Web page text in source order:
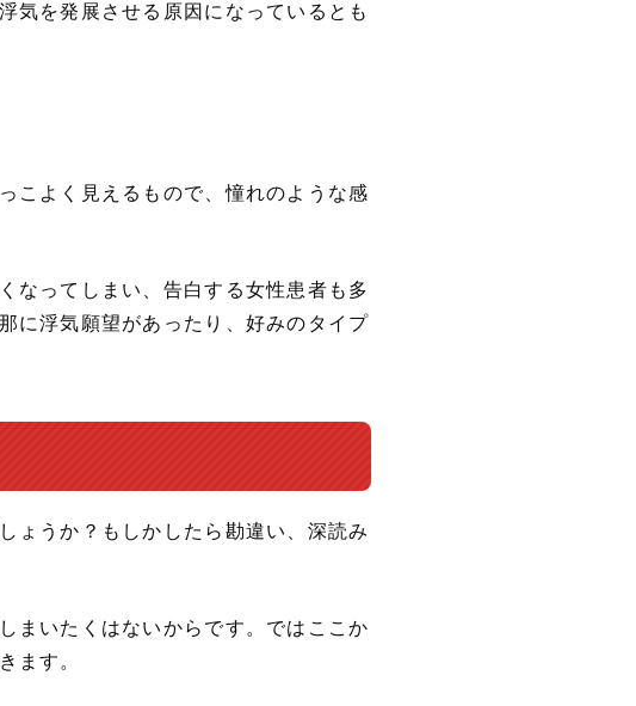
気を発展させる原因になっているとも
こよく見えるもので、憧れのような感
なってしまい、告白する女性患者も多
に浮気願望があったり、好みのタイプ
ょうか？もしかしたら勘違い、深読み
まいたくはないからです。ではここか
ます。